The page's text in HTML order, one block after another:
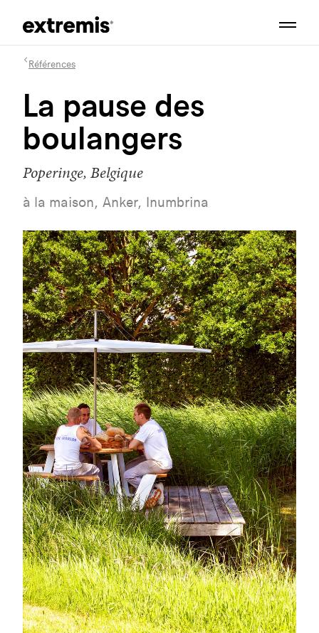
Références
La pause des
boulangers
Poperinge, Belgique
à la maison, Anker, Inumbrina